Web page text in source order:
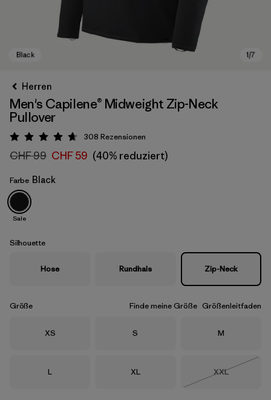
Black
Herren
Men's Capilene® Midweight Zip-Neck
Pullover
Bewertung: 4.7 / 5
308 Rezensionen
CHF 99 CHF 59 (40% reduziert)
Farbe Black
Sale
Silhouette
Hose Rundhals Zip-Neck
Größe Finde meine Größe Größenleitfaden
Größe
XS Größe
S Größe
M
Größe
L Größe
XL Größe
XXL